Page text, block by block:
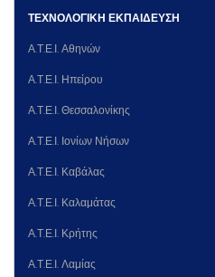
ΤΕΧΝΟΛΟΓΙΚΗ ΕΚΠΑΙΔΕΥΣΗ
Α.Τ.Ε.Ι. Αθηνών
Α.Τ.Ε.Ι. Ηπείρου
Α.Τ.Ε.Ι. Θεσσαλονίκης
Α.Τ.Ε.Ι. Ιονίων Νήσων
Α.Τ.Ε.Ι. Καβάλας
Α.Τ.Ε.Ι. Καλαμάτας
Α.Τ.Ε.Ι. Κρήτης
Α.Τ.Ε.Ι. Λαμίας